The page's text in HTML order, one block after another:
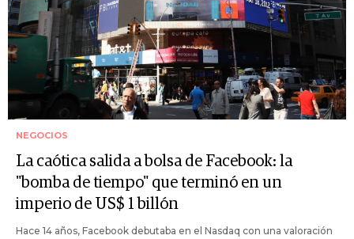
NEGOCIOS
La caótica salida a bolsa de Facebook: la
"bomba de tiempo" que terminó en un
imperio de US$ 1 billón
Hace 14 años, Facebook debutaba en el Nasdaq con una valoración